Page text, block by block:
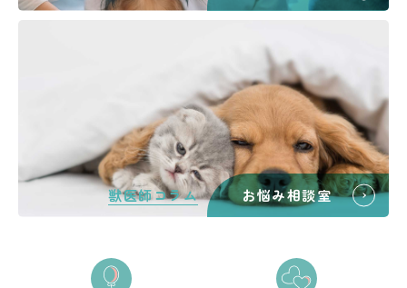
獣医師コラム お悩み相談室